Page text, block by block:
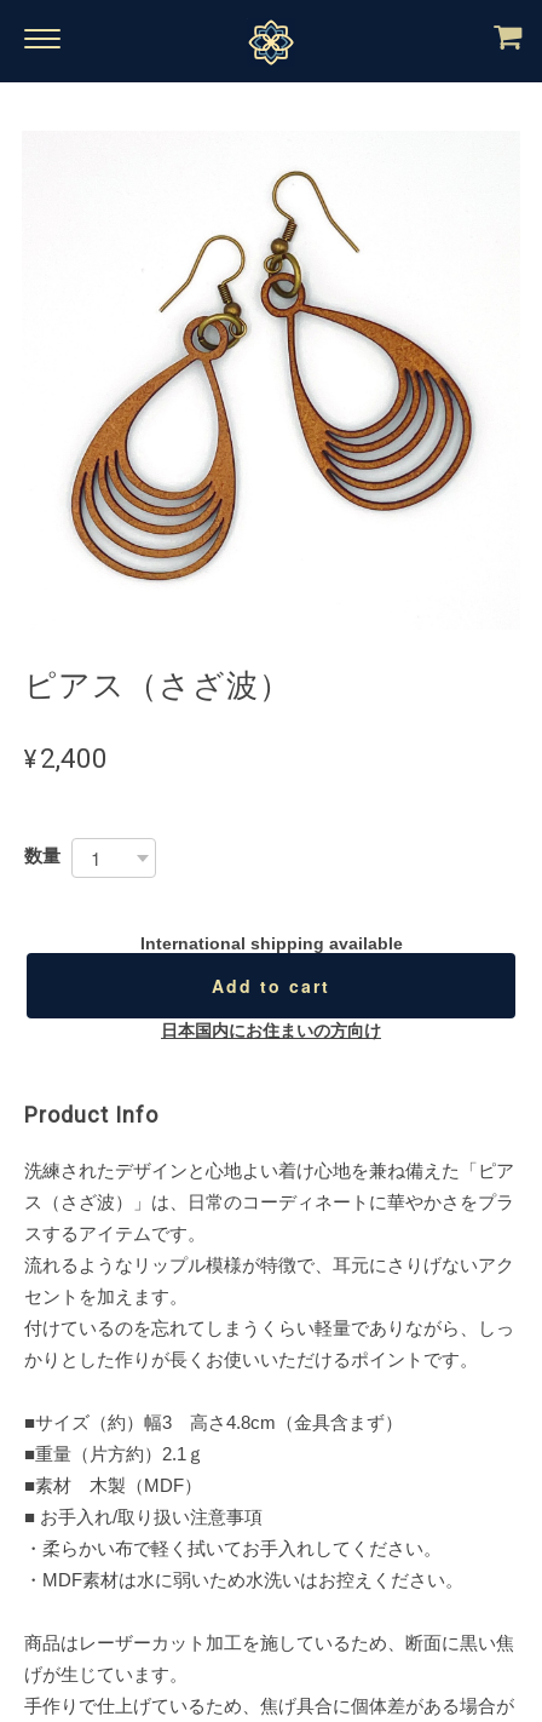
ピアス（さざ波）
¥2,400
数量
International shipping available
Add to cart
日本国内にお住まいの方向け
Product Info
洗練されたデザインと心地よい着け心地を兼ね備えた「ピア
ス（さざ波）」は、日常のコーディネートに華やかさをプラ
スするアイテムです。
流れるようなリップル模様が特徴で、耳元にさりげないアク
セントを加えます。
付けているのを忘れてしまうくらい軽量でありながら、しっ
かりとした作りが長くお使いいただけるポイントです。
■サイズ（約）幅3 高さ4.8cm（金具含まず）
■重量（片方約）2.1ｇ
■素材 木製（MDF）
■ お手入れ/取り扱い注意事項
・柔らかい布で軽く拭いてお手入れしてください。
・MDF素材は水に弱いため水洗いはお控えください。
商品はレーザーカット加工を施しているため、断面に黒い焦
げが生じています。
手作りで仕上げているため、焦げ具合に個体差がある場合が